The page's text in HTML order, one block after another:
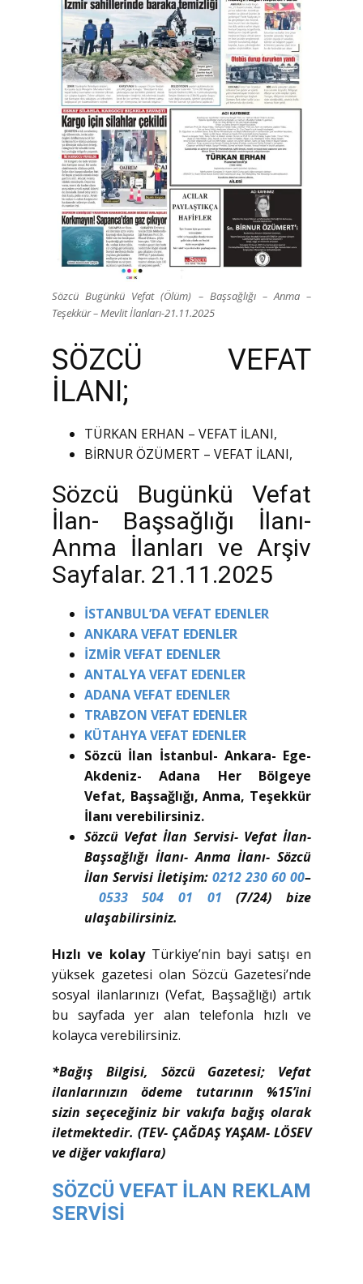
Sözcü Bugünkü Vefat (Ölüm) – Başsağlığı – Anma –
Teşekkür – Mevlit İlanları-21.11.2025
SÖZCÜ VEFAT
İLANI;
TÜRKAN ERHAN – VEFAT İLANI,
BİRNUR ÖZÜMERT – VEFAT İLANI,
Sözcü Bugünkü Vefat
İlan- Başsağlığı İlanı-
Anma İlanları ve Arşiv
Sayfalar. 21.11.2025
İSTANBUL’DA VEFAT EDENLER
ANKARA VEFAT EDENLER
İZMİR VEFAT EDENLER
ANTALYA VEFAT EDENLER
ADANA VEFAT EDENLER
TRABZON VEFAT EDENLER
KÜTAHYA VEFAT EDENLER
Sözcü İlan İstanbul- Ankara- Ege-
Akdeniz- Adana Her Bölgeye
Vefat, Başsağlığı, Anma, Teşekkür
İlanı verebilirsiniz.
Sözcü Vefat İlan Servisi- Vefat İlan-
Başsağlığı İlanı- Anma İlanı- Sözcü
İlan Servisi İletişim: 0212 230 60 00–
0533 504 01 01 (7/24) bize
ulaşabilirsiniz.
Hızlı ve kolayTürkiye’nin bayi satışı en
yüksek gazetesi olan Sözcü Gazetesi’nde
sosyal ilanlarınızı (Vefat, Başsağlığı) artık
bu sayfada yer alan telefonla hızlı ve
kolayca verebilirsiniz.
*Bağış Bilgisi, Sözcü Gazetesi; Vefat
ilanlarınızın ödeme tutarının %15’ini
sizin seçeceğiniz bir vakıfa bağış olarak
iletmektedir. (TEV- ÇAĞDAŞ YAŞAM- LÖSEV
ve diğer vakıflara)
SÖZCÜ VEFAT İLAN REKLAM
SERVİSİ